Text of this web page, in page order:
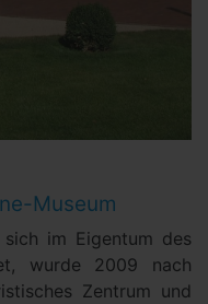
Museum
im Eigentum des
wurde 2009 nach
Zentrum und